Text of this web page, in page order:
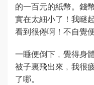
的一百元的紙幣。錢
實在太細小了！我瞇
看到很倦啊！不自覺
一睡便倒下﹐覺得身
被子裏飛出來﹐我很
了哪。